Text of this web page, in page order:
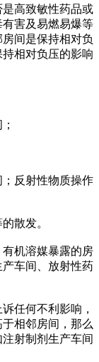
高致敏性药品或
害及易燃易爆等
间是保持相对负
相对负压的影响
反射性物质操作
散发。
机溶媒暴露的房
车间、放射性药
任何不利影响，
相邻房间，那么
射制剂生产车间